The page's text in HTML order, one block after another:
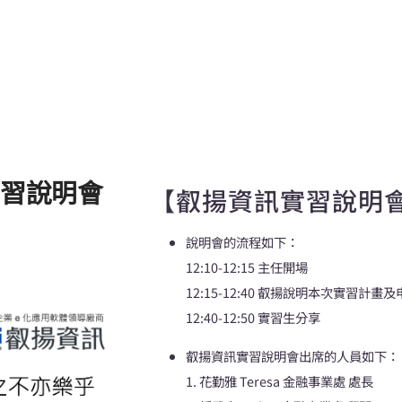
說明會 【叡揚資訊實習說明
說明會的流程如下：
12:10-12:15 主任開場
12:15-12:40 叡揚說明本次實習計畫及
12:40-12:50 實習生分享
叡揚資訊實習說明會出席的人員如下：
1. 花勤雅 Teresa 金融事業處 處長